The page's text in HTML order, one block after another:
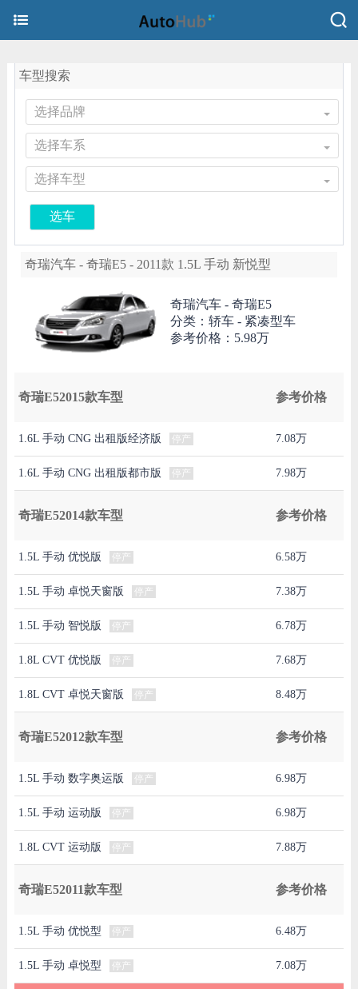
车型搜索
选择品牌
选择车系
选择车型
选车
奇瑞汽车 - 奇瑞E5 - 2011款 1.5L 手动 新悦型
奇瑞汽车 - 奇瑞E5
分类：轿车 - 紧凑型车
参考价格： 5.98万
奇瑞E52015款车型 参考价格
1.6L 手动 CNG 出租版经济版 停产 7.08万
1.6L 手动 CNG 出租版都市版 停产 7.98万
奇瑞E52014款车型 参考价格
1.5L 手动 优悦版 停产 6.58万
1.5L 手动 卓悦天窗版 停产 7.38万
1.5L 手动 智悦版 停产 6.78万
1.8L CVT 优悦版 停产 7.68万
1.8L CVT 卓悦天窗版 停产 8.48万
奇瑞E52012款车型 参考价格
1.5L 手动 数字奥运版 停产 6.98万
1.5L 手动 运动版 停产 6.98万
1.8L CVT 运动版 停产 7.88万
奇瑞E52011款车型 参考价格
1.5L 手动 优悦型 停产 6.48万
1.5L 手动 卓悦型 停产 7.08万